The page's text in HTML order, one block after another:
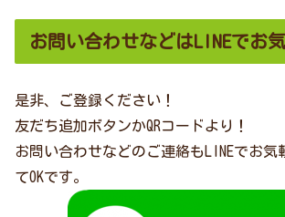
お問い合わせなどはLINEでお気
是非、ご登録ください！
友だち追加ボタンかQRコードより！
お問い合わせなどのご連絡もLINEでお気
てOKです。